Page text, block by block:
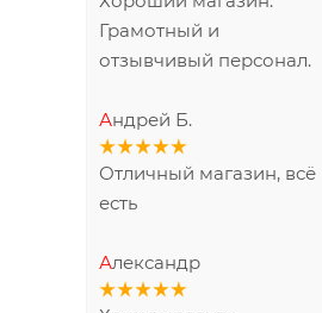
ПИСЬМО ДИРЕКТОРУ
Антон Рассказов
Хороший магазин.
Грамотный и
Андрей Б.